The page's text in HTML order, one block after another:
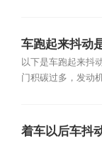
车跑起来抖动
以下是车跑起来抖
门积碳过多，发动
着车以后车抖